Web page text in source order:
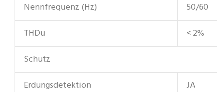
Nennfrequenz (Hz)
50/60
THDu
< 2%
Schutz
Erdungsdetektion
JA